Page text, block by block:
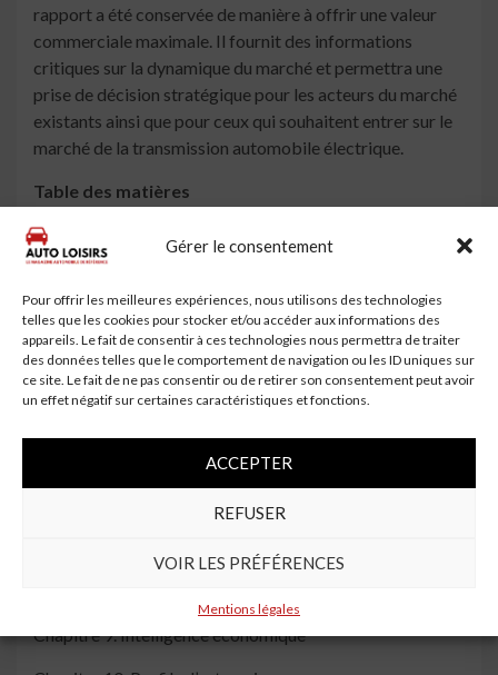
Gérer le consentement
Pour offrir les meilleures expériences, nous utilisons des technologies
telles que les cookies pour stocker et/ou accéder aux informations des
appareils. Le fait de consentir à ces technologies nous permettra de traiter
des données telles que le comportement de navigation ou les ID uniques sur
ce site. Le fait de ne pas consentir ou de retirer son consentement peut avoir
un effet négatif sur certaines caractéristiques et fonctions.
ACCEPTER
REFUSER
VOIR LES PRÉFÉRENCES
Mentions légales
rapport a été conservée de manière à offrir une valeur
commerciale maximale. Il fournit des informations
critiques sur la dynamique du marché et permettra une
prise de décision stratégique pour les acteurs du marché
existants ainsi que pour ceux qui souhaitent entrer sur le
marché de la transmission automobile électrique.
Table des matières
Chapitre 1. Objectif de la recherche
Chapitre 3. Analyse stratégique
Chapitre 4. Dynamique du marché de la transmission
automobile électrique
Chapitre 5. Segmentation et statistiques
transmission automobile électrique
Chapitre 9. Intelligence économique